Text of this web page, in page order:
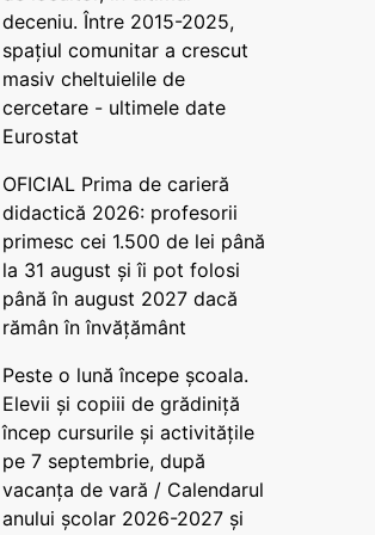
deceniu. Între 2015-2025,
spațiul comunitar a crescut
masiv cheltuielile de
cercetare - ultimele date
Eurostat
OFICIAL Prima de carieră
didactică 2026: profesorii
primesc cei 1.500 de lei până
la 31 august și îi pot folosi
până în august 2027 dacă
rămân în învățământ
Peste o lună începe școala.
Elevii și copiii de grădiniță
încep cursurile și activitățile
pe 7 septembrie, după
vacanța de vară / Calendarul
anului școlar 2026-2027 și